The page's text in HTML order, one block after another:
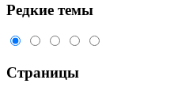
Редкие темы
Страницы